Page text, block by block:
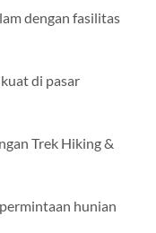
dengan fasilitas
di pasar
Trek Hiking &
hunian